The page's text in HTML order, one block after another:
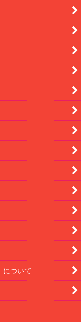
について